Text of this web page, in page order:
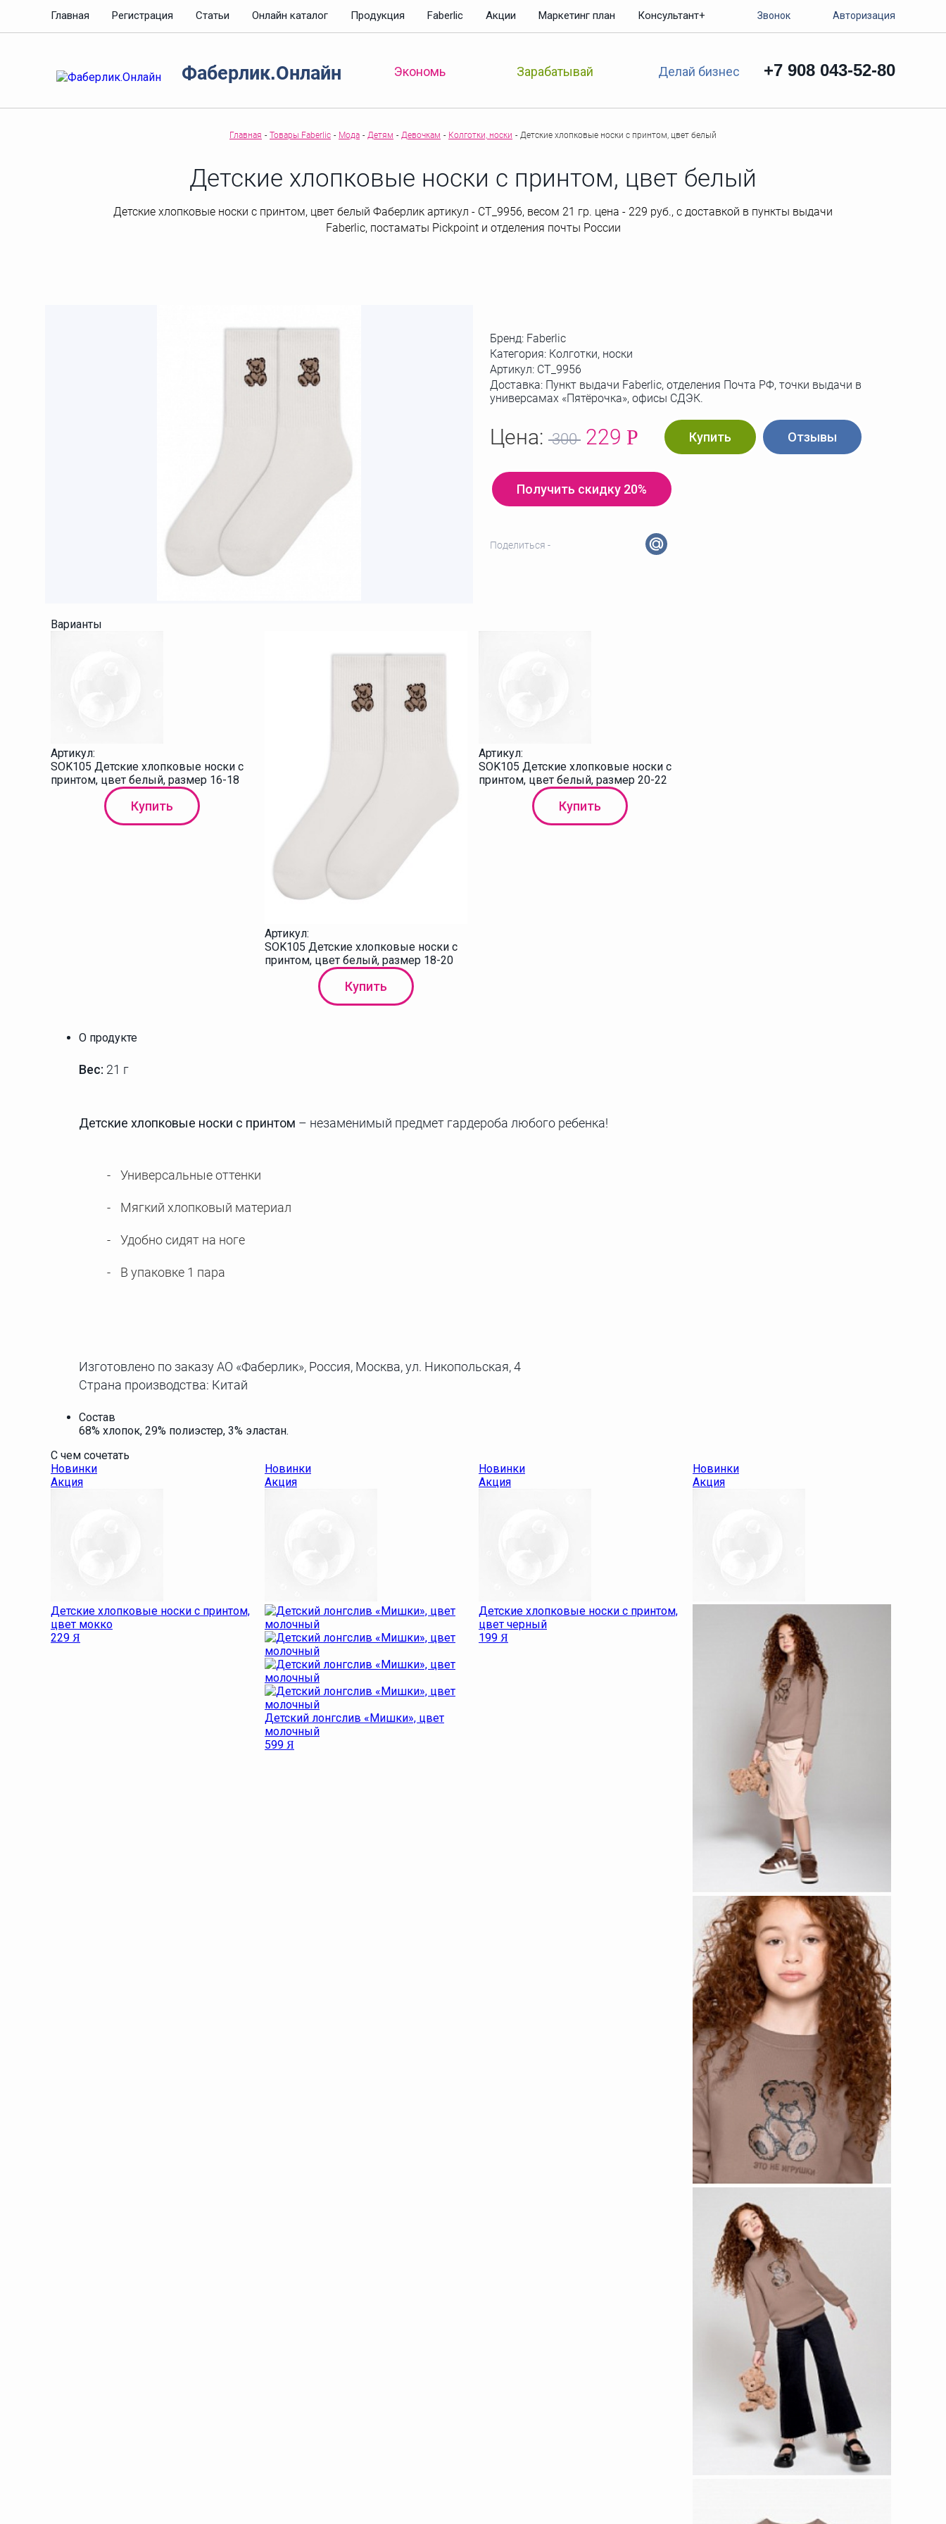
Главная Регистрация Статьи Онлайн каталог Продукция Faberlic Акции Маркетинг план Консультант+ Звонок Авторизация
Фаберлик.Онлайн Экономь Зарабатывай Делай бизнес +7 908 043-52-80
Главная - Товары Faberlic - Мода - Детям - Девочкам - Колготки, носки - Детские хлопковые носки с принтом, цвет белый
Детские хлопковые носки с принтом, цвет белый
Детские хлопковые носки с принтом, цвет белый Фаберлик артикул - СТ_9956, весом 21 гр. цена - 229 руб., с доставкой в пункты выдачи
Faberlic, постаматы Рickpoint и отделения почты России
Бренд: Faberlic
Категория: Колготки, носки
Артикул: СТ_9956
Доставка: Пункт выдачи Faberlic, отделения Почта РФ, точки выдачи в
универсамах «Пятёрочка», офисы СДЭК.
Цена: 300 229 Р Купить Отзывы
Получить скидку 20%
Поделиться -
Варианты
Артикул:
SOK105 Детские хлопковые носки с
принтом, цвет белый, размер 16-18
Купить
Артикул:
SOK105 Детские хлопковые носки с
принтом, цвет белый, размер 18-20
Купить
Артикул:
SOK105 Детские хлопковые носки с
принтом, цвет белый, размер 20-22
Купить
О продукте
Вес: 21 г
Детские хлопковые носки с принтом – незаменимый предмет гардероба любого ребенка!
Универсальные оттенки
Мягкий хлопковый материал
Удобно сидят на ноге
В упаковке 1 пара
Изготовлено по заказу АО «Фаберлик», Россия, Москва, ул. Никопольская, 4
Страна производства: Китай
Состав
68% хлопок, 29% полиэстер, 3% эластан.
С чем сочетать
Новинки
Акция
Детские хлопковые носки с принтом,
цвет мокко
229 Я
Новинки
Акция
Детский лонгслив «Мишки», цвет
молочный
599 Я
Новинки
Акция
Детские хлопковые носки с принтом,
цвет черный
199 Я
Новинки
Акция